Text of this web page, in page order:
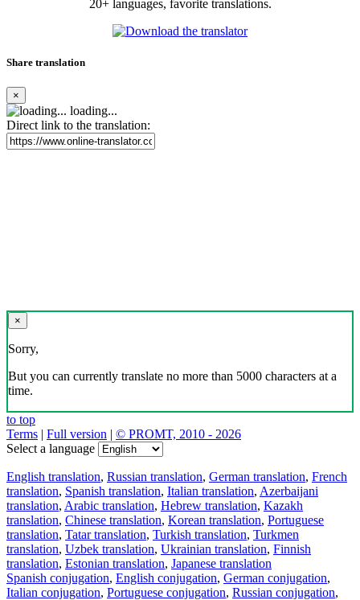
20+ languages, favorite translations.
Share translation
×
loading...
Direct link to the translation:
×
Sorry,
But you can currently translate no more than 5000 characters at a
time.
to top
Terms | Full version | © PROMT, 2010 - 2026
Select a language
English translation, Russian translation, German translation, French
translation, Spanish translation, Italian translation, Azerbaijani
translation, Arabic translation, Hebrew translation, Kazakh
translation, Chinese translation, Korean translation, Portuguese
translation, Tatar translation, Turkish translation, Turkmen
translation, Uzbek translation, Ukrainian translation, Finnish
translation, Estonian translation, Japanese translation
Spanish conjugation, English conjugation, German conjugation,
Italian conjugation, Portuguese conjugation, Russian conjugation,